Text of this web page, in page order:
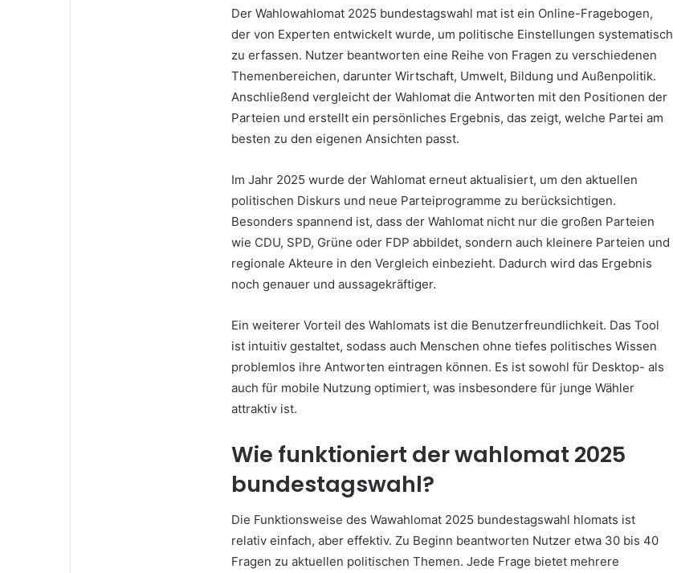
Der Wahlowahlomat 2025 bundestagswahl mat ist ein Online-Fragebogen,
der von Experten entwickelt wurde, um politische Einstellungen systematisch
zu erfassen. Nutzer beantworten eine Reihe von Fragen zu verschiedenen
Themenbereichen, darunter Wirtschaft, Umwelt, Bildung und Außenpolitik.
Anschließend vergleicht der Wahlomat die Antworten mit den Positionen der
Parteien und erstellt ein persönliches Ergebnis, das zeigt, welche Partei am
besten zu den eigenen Ansichten passt.
Im Jahr 2025 wurde der Wahlomat erneut aktualisiert, um den aktuellen
politischen Diskurs und neue Parteiprogramme zu berücksichtigen.
Besonders spannend ist, dass der Wahlomat nicht nur die großen Parteien
wie CDU, SPD, Grüne oder FDP abbildet, sondern auch kleinere Parteien und
regionale Akteure in den Vergleich einbezieht. Dadurch wird das Ergebnis
noch genauer und aussagekräftiger.
Ein weiterer Vorteil des Wahlomats ist die Benutzerfreundlichkeit. Das Tool
ist intuitiv gestaltet, sodass auch Menschen ohne tiefes politisches Wissen
problemlos ihre Antworten eintragen können. Es ist sowohl für Desktop- als
auch für mobile Nutzung optimiert, was insbesondere für junge Wähler
attraktiv ist.
Wie funktioniert der wahlomat 2025
bundestagswahl?
Die Funktionsweise des Wawahlomat 2025 bundestagswahl hlomats ist
relativ einfach, aber effektiv. Zu Beginn beantworten Nutzer etwa 30 bis 40
Fragen zu aktuellen politischen Themen. Jede Frage bietet mehrere